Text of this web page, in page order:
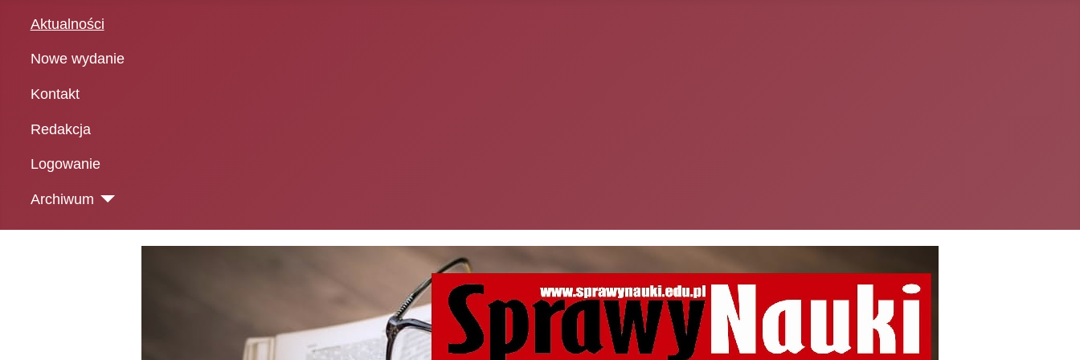
Aktualności
Nowe wydanie
Kontakt
Redakcja
Logowanie
Archiwum